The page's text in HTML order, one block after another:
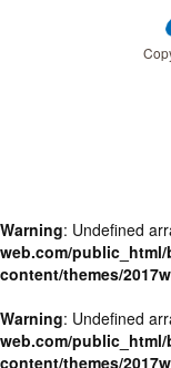
Warning: Undefined
web.com/
content/themes/
Warning: Undefined
web.com/
content/themes/